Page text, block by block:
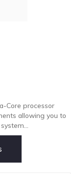
Core processor
allowing you to